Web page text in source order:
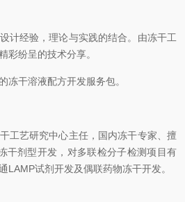
计经验，理论与实践的结合。由冻干工
彩纷呈的技术分享。
冻干溶液配方开发服务包。
工艺研究中心主任，国内冻干专家、擅
干剂型开发，对多联检分子检测项目有
LAMP试剂开发及偶联药物冻干开发。